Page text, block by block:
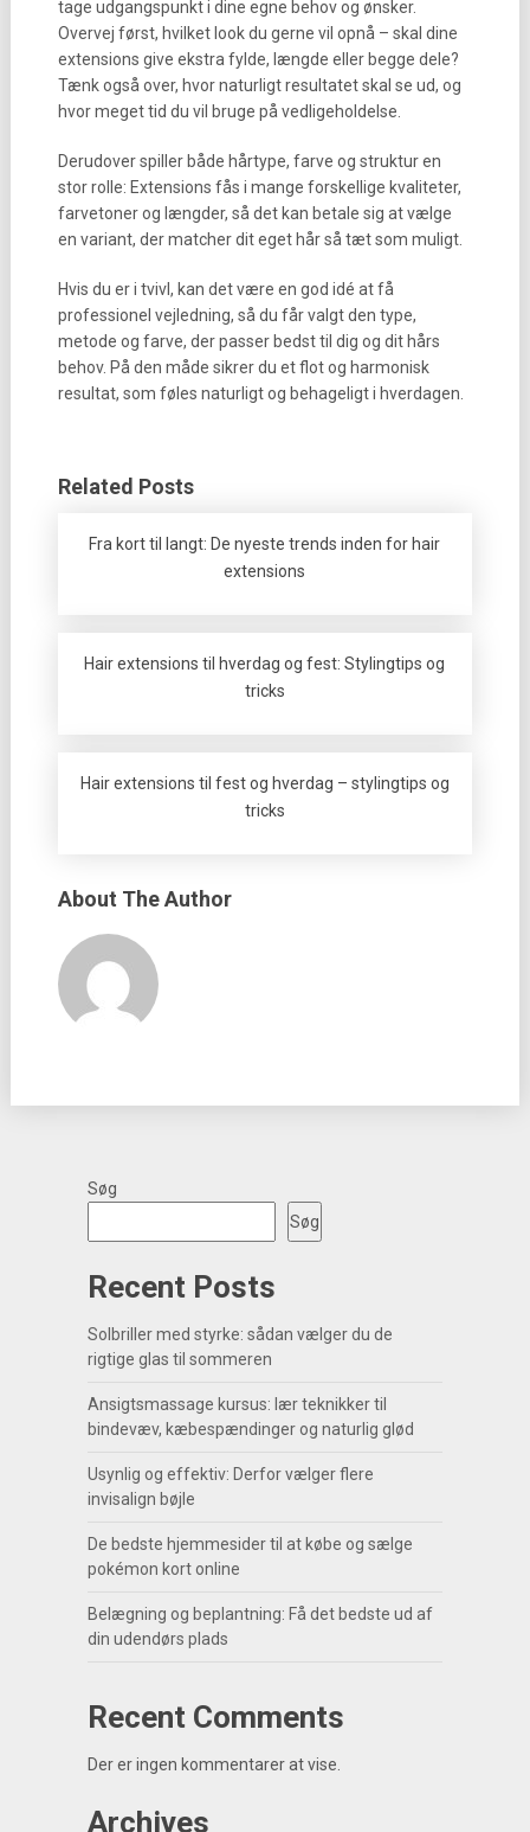
tage udgangspunkt i dine egne behov og ønsker.
Overvej først, hvilket look du gerne vil opnå – skal dine
extensions give ekstra fylde, længde eller begge dele?
Tænk også over, hvor naturligt resultatet skal se ud, og
hvor meget tid du vil bruge på vedligeholdelse.
Derudover spiller både hårtype, farve og struktur en
stor rolle: Extensions fås i mange forskellige kvaliteter,
farvetoner og længder, så det kan betale sig at vælge
en variant, der matcher dit eget hår så tæt som muligt.
Hvis du er i tvivl, kan det være en god idé at få
professionel vejledning, så du får valgt den type,
metode og farve, der passer bedst til dig og dit hårs
behov. På den måde sikrer du et flot og harmonisk
resultat, som føles naturligt og behageligt i hverdagen.
Related Posts
Fra kort til langt: De nyeste trends inden for hair
extensions
Hair extensions til hverdag og fest: Stylingtips og
tricks
Hair extensions til fest og hverdag – stylingtips og
tricks
About The Author
Søg
Søg
Recent Posts
Solbriller med styrke: sådan vælger du de
rigtige glas til sommeren
Ansigtsmassage kursus: lær teknikker til
bindevæv, kæbespændinger og naturlig glød
Usynlig og effektiv: Derfor vælger flere
invisalign bøjle
De bedste hjemmesider til at købe og sælge
pokémon kort online
Belægning og beplantning: Få det bedste ud af
din udendørs plads
Recent Comments
Der er ingen kommentarer at vise.
Archives